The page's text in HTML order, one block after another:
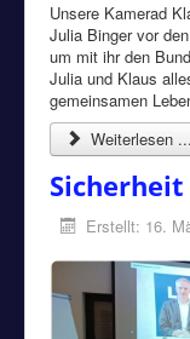
Unsere Kamerad
Julia Binger vor
um mit ihr den
Julia und Klaus
gemeinsamen
Weiterlesen ...
Erstellt: 16.